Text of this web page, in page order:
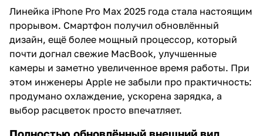
Линейка iPhone Pro Max 2025 года стала настоящим
прорывом. Смартфон получил обновлённый
дизайн, ещё более мощный процессор, который
почти догнал свежие MacBook, улучшенные
камеры и заметно увеличенное время работы. При
этом инженеры Apple не забыли про практичность:
продумано охлаждение, ускорена зарядка, а
выбор расцветок просто впечатляет.